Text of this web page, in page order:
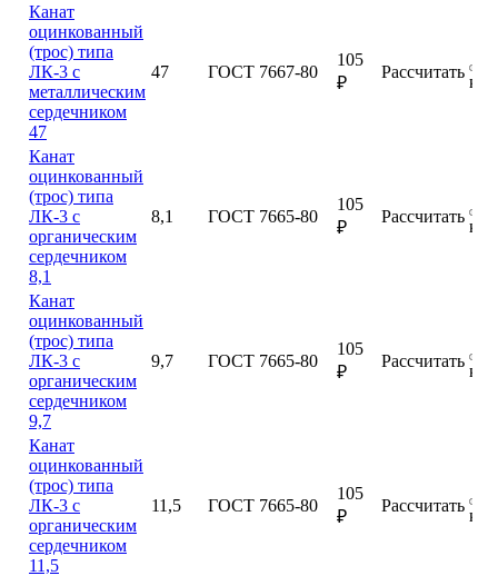
Канат
оцинкованный
(трос) типа
ЛК-3 с
металлическим
сердечником
47
47 ГОСТ 7667-80
105
₽
Рассчитать
Канат
оцинкованный
(трос) типа
ЛК-3 с
органическим
сердечником
8,1
8,1 ГОСТ 7665-80
105
₽
Рассчитать
Канат
оцинкованный
(трос) типа
ЛК-3 с
органическим
сердечником
9,7
9,7 ГОСТ 7665-80
105
₽
Рассчитать
Канат
оцинкованный
(трос) типа
ЛК-3 с
органическим
сердечником
11,5
11,5 ГОСТ 7665-80
105
₽
Рассчитать